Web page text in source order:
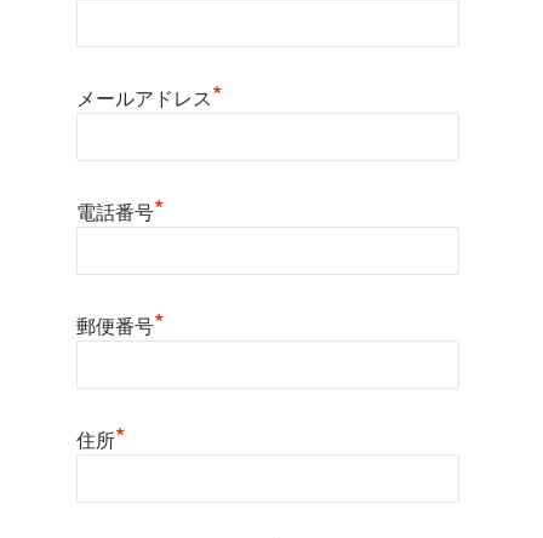
メールアドレス*
電話番号*
郵便番号*
住所*